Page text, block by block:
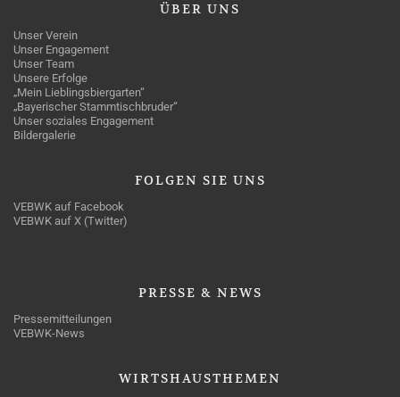
ÜBER UNS
Unser Verein
Unser Engagement
Unser Team
Unsere Erfolge
„Mein Lieblingsbiergarten“
„Bayerischer Stammtischbruder“
Unser soziales Engagement
Bildergalerie
FOLGEN SIE UNS
VEBWK auf Facebook
VEBWK auf X (Twitter)
PRESSE & NEWS
Pressemitteilungen
VEBWK-News
WIRTSHAUSTHEMEN